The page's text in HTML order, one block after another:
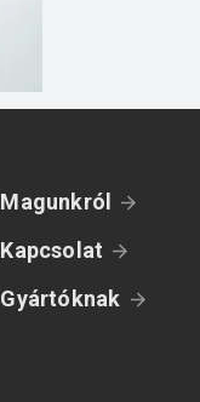
Magunkról
Kapcsolat
Gyártóknak